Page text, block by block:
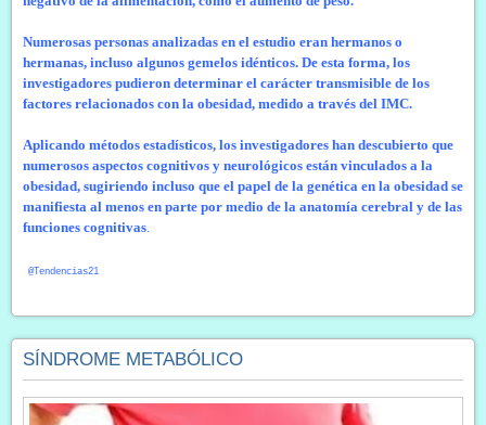
Numerosas personas analizadas en el estudio eran hermanos o
hermanas, incluso algunos gemelos idénticos. De esta forma, los
investigadores pudieron determinar el carácter transmisible de los
factores relacionados con la obesidad, medido a través del IMC.
Aplicando métodos estadísticos, los investigadores han descubierto que
numerosos aspectos cognitivos y neurológicos están vinculados a la
obesidad, sugiriendo incluso que el papel de la genética en la obesidad se
manifiesta al menos en parte por medio de la anatomía cerebral y de las
funciones cognitivas.
@Tendencias21
SÍNDROME METABÓLICO